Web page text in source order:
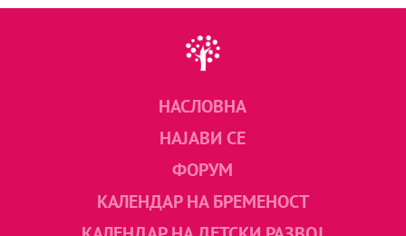
НАСЛОВНА
НАЈАВИ СЕ
ФОРУМ
КАЛЕНДАР НА БРЕМЕНОСТ